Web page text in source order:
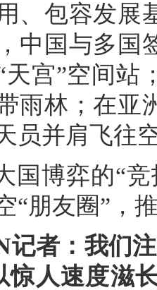
、包容发展
中国与多国
天宫”空间
雨林；在亚
员并肩飞往
国博弈的“
“朋友圈”，
记者：我们
惊人速度滋